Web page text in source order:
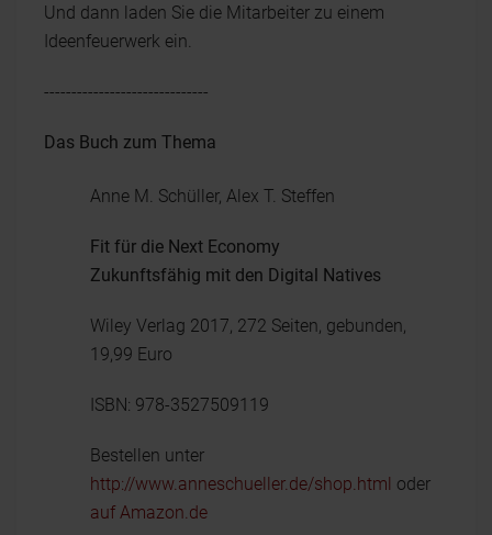
Und dann laden Sie die Mitarbeiter zu einem
Ideenfeuerwerk ein.
------------------------------
Das Buch zum Thema
Anne M. Schüller, Alex T. Steffen
Fit für die Next Economy
Zukunftsfähig mit den Digital Natives
Wiley Verlag 2017, 272 Seiten, gebunden,
19,99 Euro
ISBN: 978-3527509119
Bestellen unter
http://www.anneschueller.de/shop.html oder
auf Amazon.de